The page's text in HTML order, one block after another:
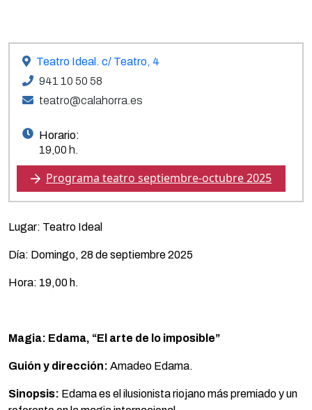
Teatro Ideal. c/ Teatro, 4
941 10 50 58
teatro@calahorra.es
Horario:
19,00 h.
Programa teatro septiembre-octubre 2025
Lugar: Teatro Ideal
Día: Domingo, 28 de septiembre 2025
Hora: 19,00 h.
Magia: Edama, “El arte de lo imposible”
Guión y dirección: Amadeo Edama.
Sinopsis: Edama es el ilusionista riojano más premiado y un